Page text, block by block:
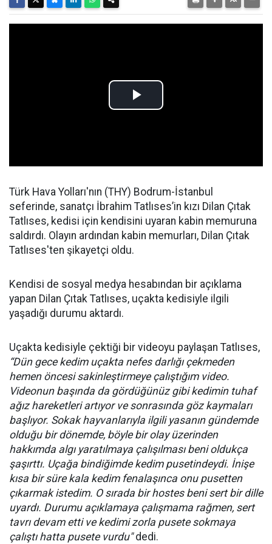
Türk Hava Yolları'nın (THY) Bodrum-İstanbul
seferinde, sanatçı İbrahim Tatlıses’in kızı Dilan Çıtak
Tatlıses, kedisi için kendisini uyaran kabin memuruna
saldırdı. Olayın ardından kabin memurları, Dilan Çıtak
Tatlıses'ten şikayetçi oldu.
Kendisi de sosyal medya hesabından bir açıklama
yapan Dilan Çıtak Tatlıses, uçakta kedisiyle ilgili
yaşadığı durumu aktardı.
Uçakta kedisiyle çektiği bir videoyu paylaşan Tatlıses,
“Dün gece kedim uçakta nefes darlığı çekmeden
hemen öncesi sakinleştirmeye çalıştığım video.
Videonun başında da gördüğünüz gibi kedimin tuhaf
ağız hareketleri artıyor ve sonrasında göz kaymaları
başlıyor. Sokak hayvanlarıyla ilgili yasanın gündemde
olduğu bir dönemde, böyle bir olay üzerinden
hakkımda algı yaratılmaya çalışılması beni oldukça
şaşırttı. Uçağa bindiğimde kedim pusetindeydi. İnişe
kısa bir süre kala kedim fenalaşınca onu pusetten
çıkarmak istedim. O sırada bir hostes beni sert bir dille
uyardı. Durumu açıklamaya çalışmama rağmen, sert
tavrı devam etti ve kedimi zorla pusete sokmaya
çalıştı hatta pusete vurdu"dedi.